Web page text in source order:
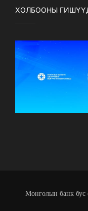
ХОЛБООНЫ
Монголын банк бус